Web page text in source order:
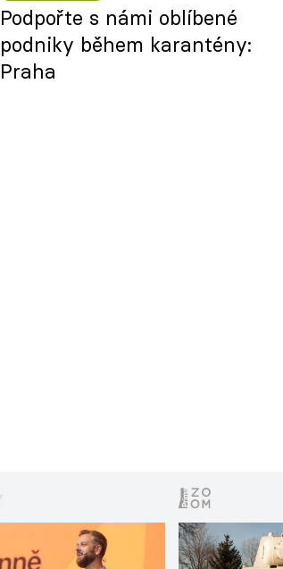
Podpořte s námi oblíbené
podniky během karantény:
Praha